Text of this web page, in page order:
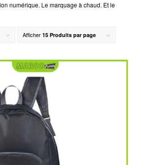
numérique. Le marquage à chaud. Et le
Afficher 15 Produits par page